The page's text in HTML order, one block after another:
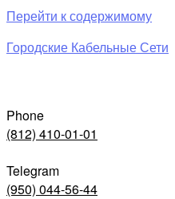
Перейти к содержимому
Городские Кабельные Сети
Phone
(812) 410-01-01
Telegram
(950) 044-56-44